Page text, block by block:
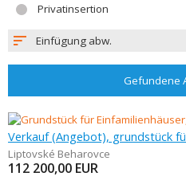
Privatinsertion
Einfügung abw.
Gefundene
Verkauf (Angebot), grundstück
Liptovské Beharovce
112 200,00 EUR